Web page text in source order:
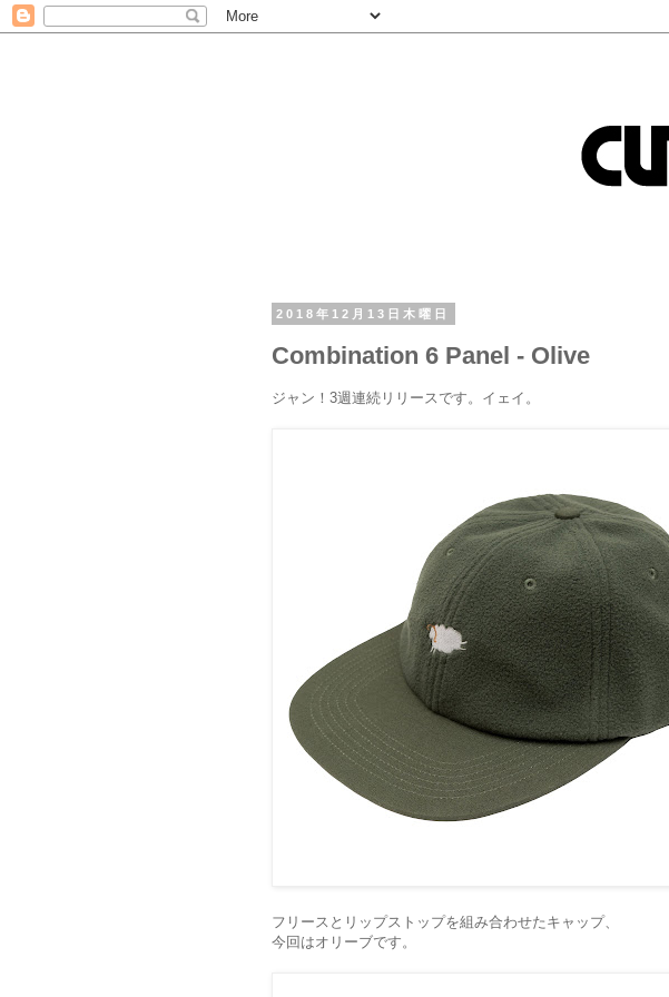
2018年12月13日木曜日
Combination 6 Panel - Olive
ジャン！3週連続リリースです。イェイ。
フリースとリップストップを組み合わせたキャップ、
今回はオリーブです。